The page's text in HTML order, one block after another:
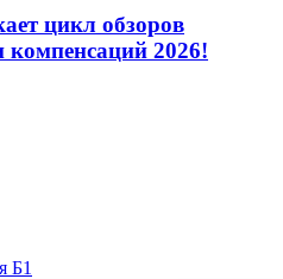
цикл обзоров
компенсаций 2026!
Б1